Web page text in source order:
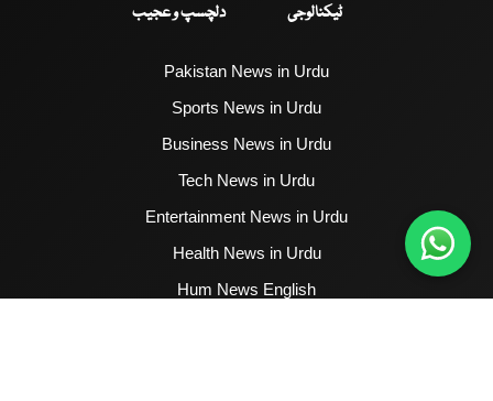
ٹیکنالوجی
دلچسپ و عجیب
Pakistan News in Urdu
Sports News in Urdu
Business News in Urdu
Tech News in Urdu
Entertainment News in Urdu
Health News in Urdu
Hum News English